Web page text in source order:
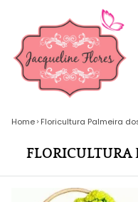
Home Floricultura Palmeira
FLORICULTURA